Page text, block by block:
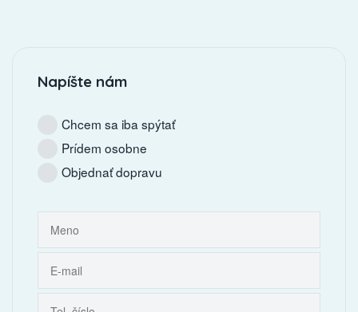
Napíšte nám
Chcem sa iba spýtať
Prídem osobne
Objednať dopravu